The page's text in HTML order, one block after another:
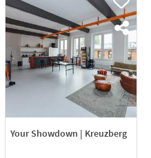
Your Showdown | Kreuzberg